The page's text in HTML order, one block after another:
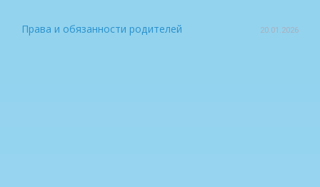
Права и обязанности родителей 20.01.2026